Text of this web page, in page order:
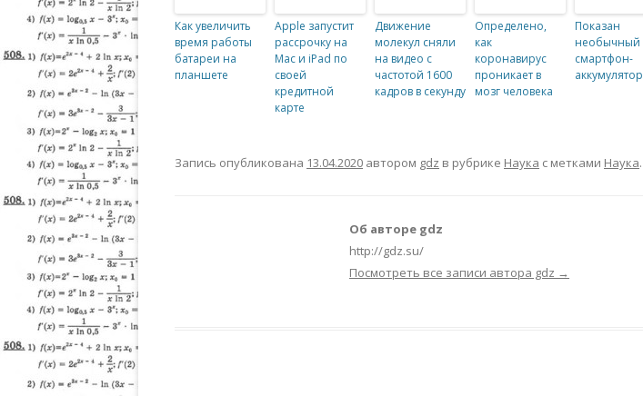
Как увеличить
время работы
батареи на
планшете
Apple запустит
рассрочку на
Mac и iPad по
своей
кредитной
карте
Движение
молекул сняли
на видео с
частотой 1600
кадров в секунду
Определено,
как
коронавирус
проникает в
мозг человека
Показан
необычный
смартфон-
аккумулятор
Запись опубликована 13.04.2020 автором gdz в рубрике Наука с метками Наука.
Об авторе gdz
http://gdz.su/
Посмотреть все записи автора gdz →